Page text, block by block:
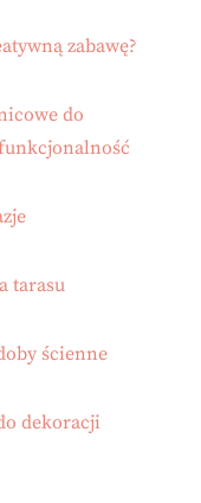
zabawę?
do
tarasu
ścienne
dekoracji